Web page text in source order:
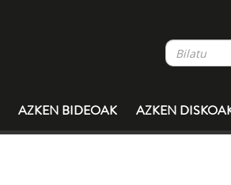
AZKEN BIDEOAK AZKEN